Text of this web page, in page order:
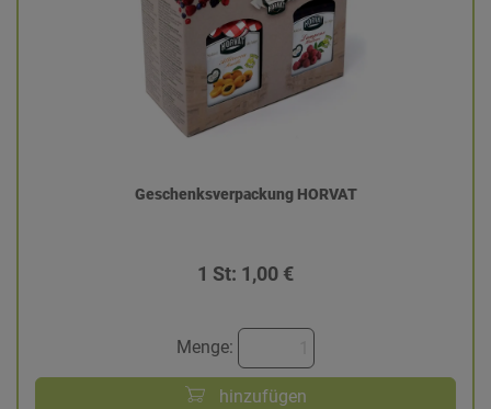
Geschenksverpackung HORVAT
1 St: 1,00 €
Menge:
hinzufügen